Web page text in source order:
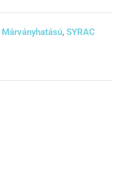
Márványhatású, SYRAC